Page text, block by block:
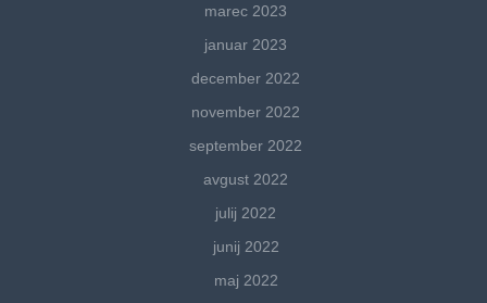
marec 2023
januar 2023
december 2022
november 2022
september 2022
avgust 2022
julij 2022
junij 2022
maj 2022